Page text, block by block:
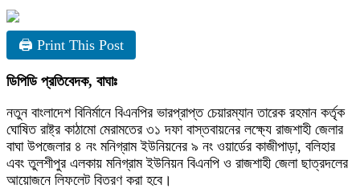
🖨 Print This Post
ডিপিডি প্রতিবেদক, বাঘাঃ
নতুন বাংলাদেশ বিনির্মানে বিএনপির ভারপ্রাপ্ত চেয়ারম্যান তারেক রহমান কর্তৃক
ঘোষিত রাষ্ট্র কাঠামো মেরামতের ৩১ দফা বাস্তবায়নের লক্ষ্যে রাজশাহী জেলার
বাঘা উপজেলার ৪ নং মনিগ্রাম ইউনিয়নের ৯ নং ওয়ার্ডের কাজীপাড়া, বলিহার
এবং তুলশীপুর এলকায় মনিগ্রাম ইউনিয়ন বিএনপি ও রাজশাহী জেলা ছাত্রদলের
আয়োজনে লিফলেট বিতরণ করা হবে।